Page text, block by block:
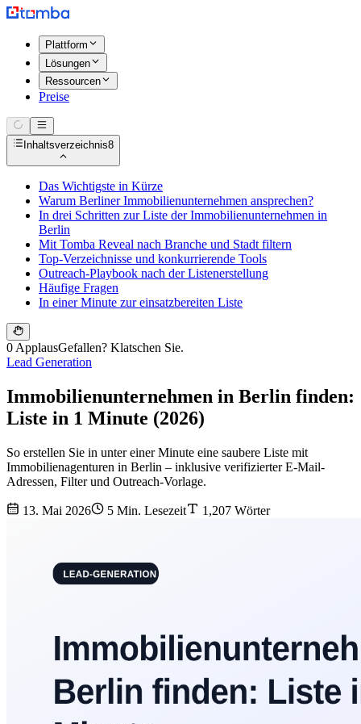
Plattform
Lösungen
Ressourcen
Preise
Inhaltsverzeichnis8
Das Wichtigste in Kürze
Warum Berliner Immobilienunternehmen ansprechen?
In drei Schritten zur Liste der Immobilienunternehmen in
Berlin
Mit Tomba Reveal nach Branche und Stadt filtern
Top-Verzeichnisse und konkurrierende Tools
Outreach-Playbook nach der Listenerstellung
Häufige Fragen
In einer Minute zur einsatzbereiten Liste
0 ApplausGefallen? Klatschen Sie.
Lead Generation
Immobilienunternehmen in Berlin finden:
Liste in 1 Minute (2026)
So erstellen Sie in unter einer Minute eine saubere Liste mit
Immobilienagenturen in Berlin – inklusive verifizierter E-Mail-
Adressen, Filter und Outreach-Vorlage.
13. Mai 2026 5 Min. Lesezeit 1,207 Wörter